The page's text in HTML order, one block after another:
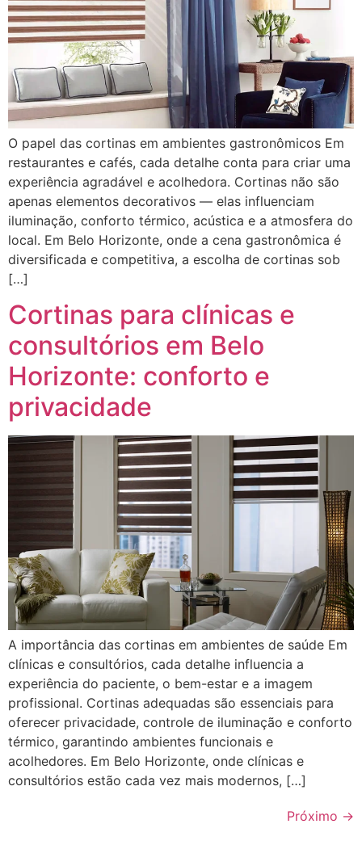
O papel das cortinas em ambientes gastronômicos Em
restaurantes e cafés, cada detalhe conta para criar uma
experiência agradável e acolhedora. Cortinas não são
apenas elementos decorativos — elas influenciam
iluminação, conforto térmico, acústica e a atmosfera do
local. Em Belo Horizonte, onde a cena gastronômica é
diversificada e competitiva, a escolha de cortinas sob
[…]
Cortinas para clínicas e
consultórios em Belo
Horizonte: conforto e
privacidade
A importância das cortinas em ambientes de saúde Em
clínicas e consultórios, cada detalhe influencia a
experiência do paciente, o bem-estar e a imagem
profissional. Cortinas adequadas são essenciais para
oferecer privacidade, controle de iluminação e conforto
térmico, garantindo ambientes funcionais e
acolhedores. Em Belo Horizonte, onde clínicas e
consultórios estão cada vez mais modernos, […]
Próximo →